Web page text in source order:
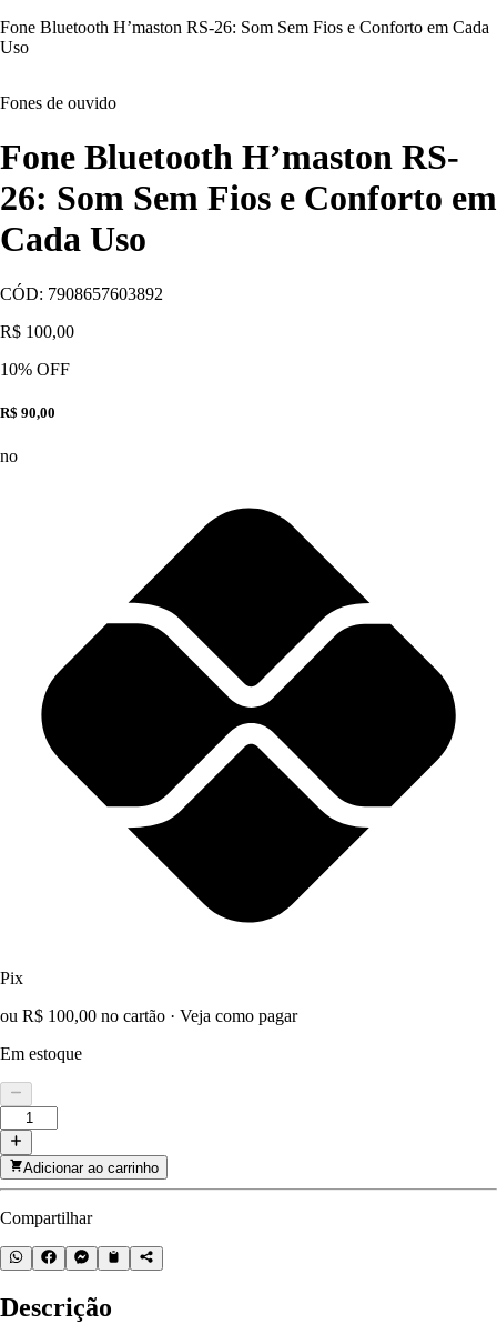
Fone Bluetooth H’maston RS-26: Som Sem Fios e Conforto em Cada
Uso
Fones de ouvido
Fone Bluetooth H’maston RS-
26: Som Sem Fios e Conforto em
Cada Uso
CÓD: 7908657603892
R$ 100,00
10% OFF
R$ 90,00
no
Pix
ou R$ 100,00 no cartão · Veja como pagar
Em estoque
Adicionar ao carrinho
Compartilhar
Descrição